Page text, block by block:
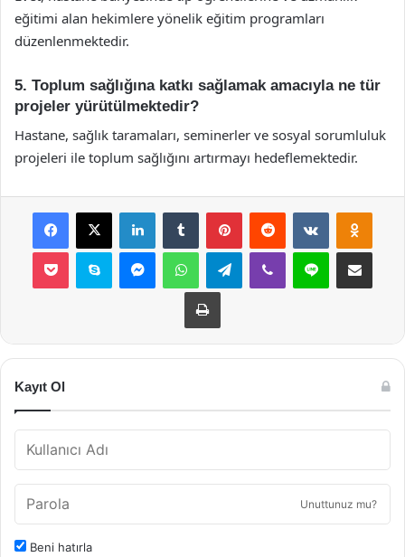
eğitimi alan hekimlere yönelik eğitim programları
düzenlenmektedir.
5. Toplum sağlığına katkı sağlamak amacıyla ne tür
projeler yürütülmektedir?
Hastane, sağlık taramaları, seminerler ve sosyal sorumluluk
projeleri ile toplum sağlığını artırmayı hedeflemektedir.
Facebook
X LinkedInTumblr PinterestReddit VKontakte
Pocket Skype MessengerWhatsAppTelegramViber Line E-Posta ile
Yazdır
Kayıt Ol
Unuttunuz mu?
Beni hatırla